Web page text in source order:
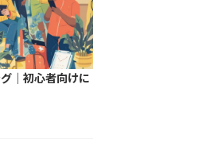
｜初心者向けに